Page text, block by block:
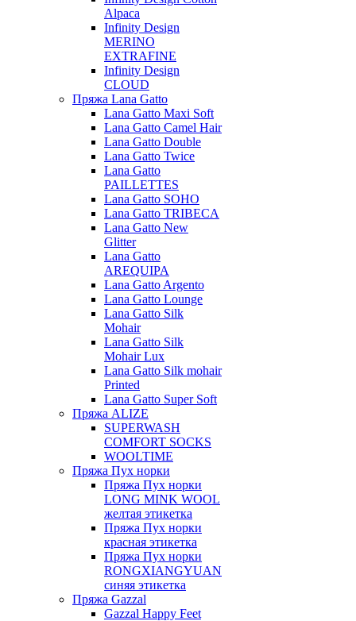
Alpaca
Infinity Design
MERINO
EXTRAFINE
Infinity Design
CLOUD
Пряжа Lana Gatto
Lana Gatto Maxi Soft
Lana Gatto Camel Hair
Lana Gatto Double
Lana Gatto Twice
Lana Gatto
PAILLETTES
Lana Gatto SOHO
Lana Gatto TRIBECA
Lana Gatto New
Glitter
Lana Gatto
AREQUIPA
Lana Gatto Argento
Lana Gatto Lounge
Lana Gatto Silk
Mohair
Lana Gatto Silk
Mohair Lux
Lana Gatto Silk mohair
Printed
Lana Gatto Super Soft
Пряжа ALIZE
SUPERWASH
COMFORT SOCKS
WOOLTIME
Пряжа Пух норки
Пряжа Пух норки
LONG MINK WOOL
желтая этикетка
Пряжа Пух норки
красная этикетка
Пряжа Пух норки
RONGXIANGYUAN
синяя этикетка
Пряжа Gazzal
Gazzal Happy Feet